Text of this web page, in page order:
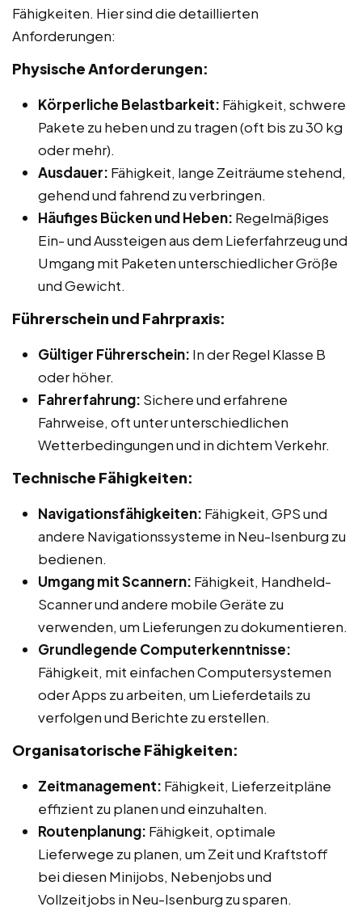
Fähigkeiten. Hier sind die detaillierten
Anforderungen:
Physische Anforderungen:
Körperliche Belastbarkeit: Fähigkeit, schwere
Pakete zu heben und zu tragen (oft bis zu 30 kg
oder mehr).
Ausdauer: Fähigkeit, lange Zeiträume stehend,
gehend und fahrend zu verbringen.
Häufiges Bücken und Heben: Regelmäßiges
Ein- und Aussteigen aus dem Lieferfahrzeug und
Umgang mit Paketen unterschiedlicher Größe
und Gewicht.
Führerschein und Fahrpraxis:
Gültiger Führerschein: In der Regel Klasse B
oder höher.
Fahrerfahrung: Sichere und erfahrene
Fahrweise, oft unter unterschiedlichen
Wetterbedingungen und in dichtem Verkehr.
Technische Fähigkeiten:
Navigationsfähigkeiten: Fähigkeit, GPS und
andere Navigationssysteme in Neu-Isenburg zu
bedienen.
Umgang mit Scannern: Fähigkeit, Handheld-
Scanner und andere mobile Geräte zu
verwenden, um Lieferungen zu dokumentieren.
Grundlegende Computerkenntnisse:
Fähigkeit, mit einfachen Computersystemen
oder Apps zu arbeiten, um Lieferdetails zu
verfolgen und Berichte zu erstellen.
Organisatorische Fähigkeiten:
Zeitmanagement: Fähigkeit, Lieferzeitpläne
effizient zu planen und einzuhalten.
Routenplanung: Fähigkeit, optimale
Lieferwege zu planen, um Zeit und Kraftstoff
bei diesen Minijobs, Nebenjobs und
Vollzeitjobs in Neu-Isenburg zu sparen.